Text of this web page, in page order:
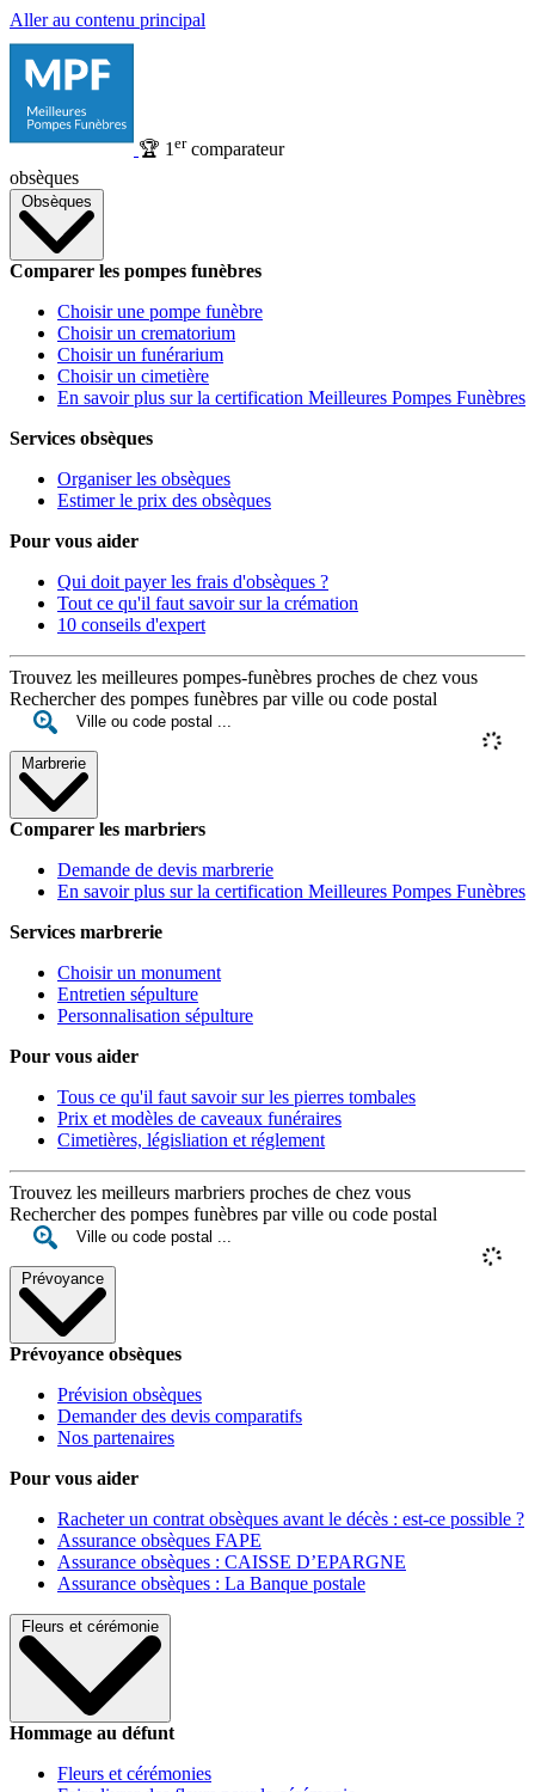
Aller au contenu principal
🏆 1 ercomparateur
obsèques
Obsèques
Comparer les pompes funèbres
Choisir une pompe funèbre
Choisir un crematorium
Choisir un funérarium
Choisir un cimetière
En savoir plus sur la certification Meilleures Pompes Funèbres
Services obsèques
Organiser les obsèques
Estimer le prix des obsèques
Pour vous aider
Qui doit payer les frais d'obsèques ?
Tout ce qu'il faut savoir sur la crémation
10 conseils d'expert
Trouvez les meilleures pompes-funèbres proches de chez vous
Rechercher des pompes funèbres par ville ou code postal
Marbrerie
Comparer les marbriers
Demande de devis marbrerie
En savoir plus sur la certification Meilleures Pompes Funèbres
Services marbrerie
Choisir un monument
Entretien sépulture
Personnalisation sépulture
Pour vous aider
Tous ce qu'il faut savoir sur les pierres tombales
Prix et modèles de caveaux funéraires
Cimetières, législiation et réglement
Trouvez les meilleurs marbriers proches de chez vous
Rechercher des pompes funèbres par ville ou code postal
Prévoyance
Prévoyance obsèques
Prévision obsèques
Demander des devis comparatifs
Nos partenaires
Pour vous aider
Racheter un contrat obsèques avant le décès : est-ce possible ?
Assurance obsèques FAPE
Assurance obsèques : CAISSE D’EPARGNE
Assurance obsèques : La Banque postale
Fleurs et cérémonie
Hommage au défunt
Fleurs et cérémonies